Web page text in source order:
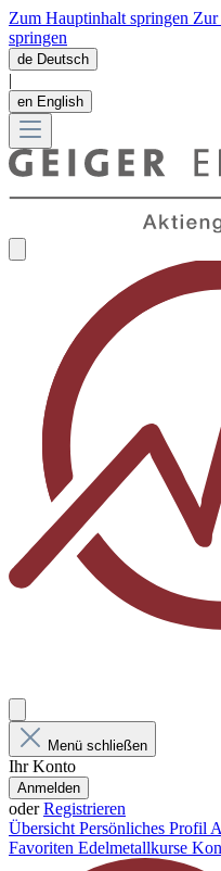
Zum Hauptinhalt springen Zur
springen
de Deutsch
|
en English
Menü schließen
Ihr Konto
Anmelden
oderRegistrieren
ÜbersichtPersönliches Profil
Favoriten Edelmetallkurse